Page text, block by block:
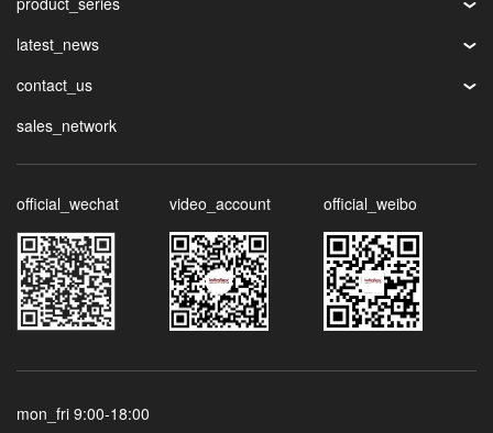
latest_news
contact_us
sales_network
official_wechat video_account official_weibo
mon_fri 9:00-18:00